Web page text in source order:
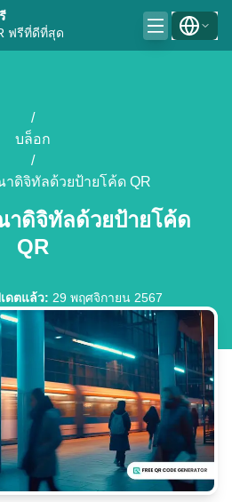
ฟรีที่ดีที่สุด
/
บล็อก
/
ดิจิทัลด้วยป้ายโค้ด QR
ดิจิทัลด้วยป้ายโค้ด
QR
ดตแล้ว: 29 พฤศจิกายน 2567